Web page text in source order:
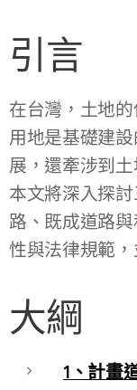
引言
在台灣，土地
用地是基礎建
展，還牽涉到
本文將深入探
路、既成道路
性與法律規範
大綱
1、計畫